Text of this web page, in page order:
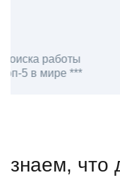
средняя оценка
знаем, что